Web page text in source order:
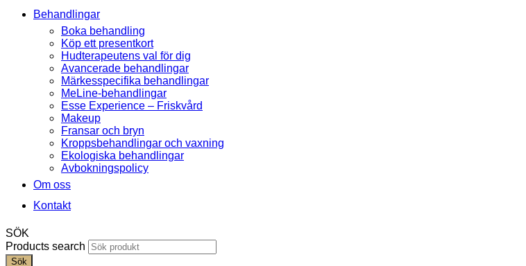
Behandlingar
Boka behandling
Köp ett presentkort
Hudterapeutens val för dig
Avancerade behandlingar
Märkesspecifika behandlingar
MeLine-behandlingar
Esse Experience – Friskvård
Makeup
Fransar och bryn
Kroppsbehandlingar och vaxning
Ekologiska behandlingar
Avbokningspolicy
Om oss
Kontakt
SÖK
Products search
Sök